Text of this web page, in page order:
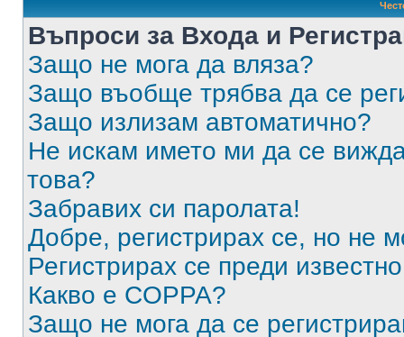
Въпроси за Входа и
Защо не мога да вляза?
Защо въобще трябва да се
Защо излизам автоматично?
Не искам името ми да се
това?
Забравих си паролата!
Добре, регистрирах се, но не
Регистрирах се преди
Какво е COPPA?
Защо не мога да се